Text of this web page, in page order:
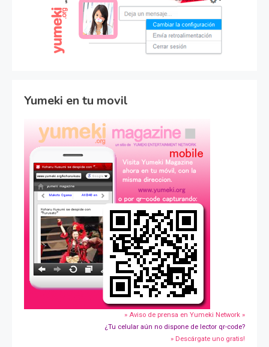
Yumeki en tu movil
» Aviso de prensa en Yumeki Network »
¿Tu celular aún no dispone de lector qr-code?
» Descárgate uno gratis!